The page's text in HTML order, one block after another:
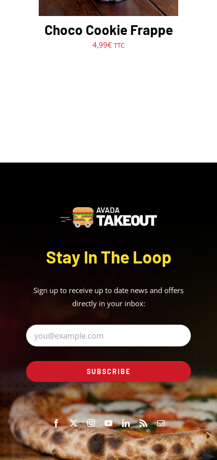
Choco Cookie Frappe
4,99€ TTC
Stay In The Loop
Sign up to receive up to date news and offers
directly in your inbox:
SUBSCRIBE